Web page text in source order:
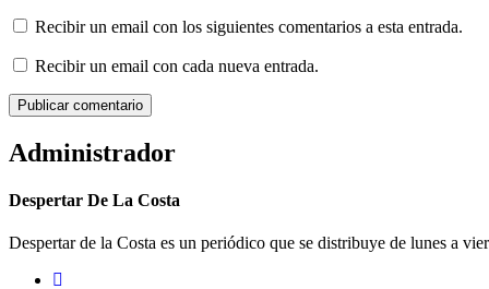
Recibir un email con los siguientes comentarios a esta entrada.
Recibir un email con cada nueva entrada.
Administrador
Despertar De La Costa
Despertar de la Costa es un periódico que se distribuye de lunes a